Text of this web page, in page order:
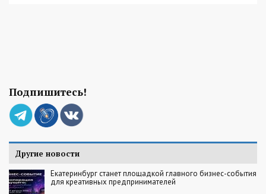
Подпишитесь!
Другие новости
Екатеринбург станет площадкой главного бизнес-события
для креативных предпринимателей